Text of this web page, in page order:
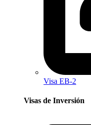
Visa EB-2
Visas de Inversión​